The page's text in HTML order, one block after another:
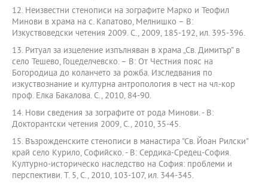
12. Неизвестни стенописи на зографите Марко и Теофил
Минови в храма на с. Капатово, Мелнишко – В:
Изкуствоведски четения 2009. С., 2009, 185-192, ил. 395-396.
13. Ритуал за изцеление изпълняван в храма „Св. Димитър” в
село Тешево, Гоцеделчевско. – В: От Честния пояс на
Богородица до коланчето за рожба. Изследвания по
изкуствознание и културна антропология в чест на чл.-кор
проф. Елка Бакалова. С., 2010, 84-90.
14. Нови сведения за зографите от рода Минови. - В:
Докторантски четения 2009, С., 2010, 35-45.
15. Възрожденските стенописи в манастира "Св. Йоан Рилски"
край село Курило, Софийско. - В: Сердика-Средец-София.
Културно-историческо наследство на София: проблеми и
перспективи. Т. 5, С., 2010, 103-107, ил. 344-345.